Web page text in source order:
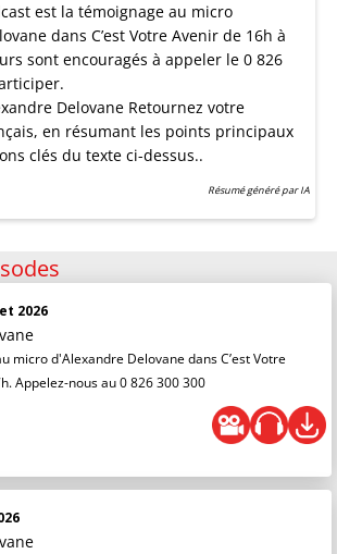
est la témoignage au micro
dans C’est Votre Avenir de 16h à
sont encouragés à appeler le 0 826
Delovane Retournez votre
en résumant les points principaux
clés du texte ci-dessus..
Résumé généré par IA
2026
micro d'Alexandre Delovane dans C’est Votre
Appelez-nous au 0 826 300 300